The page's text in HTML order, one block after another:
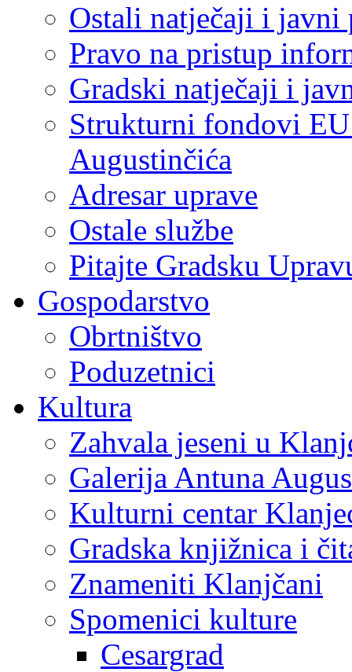
Ostali natječaji i javni
Pravo na pristup
Gradski natječaji i
Strukturni fondovi
Augustinčića
Adresar uprave
Ostale službe
Pitajte Gradsku
Gospodarstvo
Obrtništvo
Poduzetnici
Kultura
Zahvala jeseni u
Galerija Antuna
Kulturni centar
Gradska knjižnica i
Znameniti Klanjčani
Spomenici kulture
Cesargrad